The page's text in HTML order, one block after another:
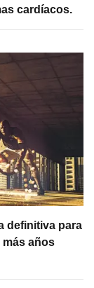
cardíacos.
definitiva para
años